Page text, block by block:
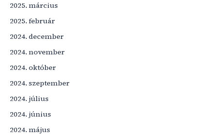
2025. március
2025. február
2024. december
2024. november
2024. október
2024. szeptember
2024. július
2024. június
2024. május